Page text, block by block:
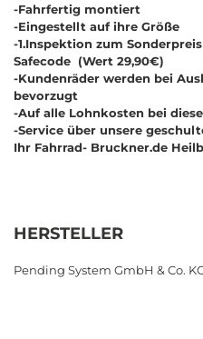
-Fahrfertig montiert
-Eingestellt auf ihre Größe
-1.Inspektion zum
Safecode (Wert 29,90€)
-Kundenräder werden bei
bevorzugt
-Auf alle Lohnkosten bei
-Service über unsere
Ihr Fahrrad- Bruckner.de
HERSTELLER
Pending System GmbH & Co.